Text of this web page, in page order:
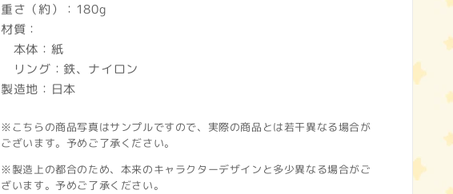
重さ（約）：180g
材質：
本体：紙
リング：鉄、ナイロン
製造地：日本
※こちらの商品写真はサンプルですので、実際の商品とは若干異なる場合が
ございます。予めご了承ください。
※製造上の都合のため、本来のキャラクターデザインと多少異なる場合がご
ざいます。予めご了承ください。